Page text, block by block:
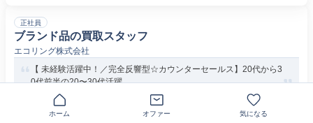
正社員
ブランド品の買取スタッフ
エコリング株式会社
【 未経験活躍中！／完全反響型☆カウンターセールス】20代から3
0代前半の20〜30代活躍...
静岡県浜松市中央区葵東
ホーム オファー 気になる